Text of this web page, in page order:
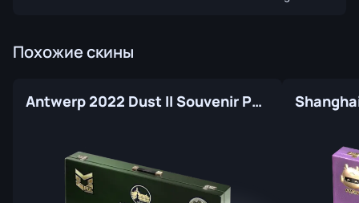
Похожие скины
Antwerp 2022 Dust II Souvenir Package